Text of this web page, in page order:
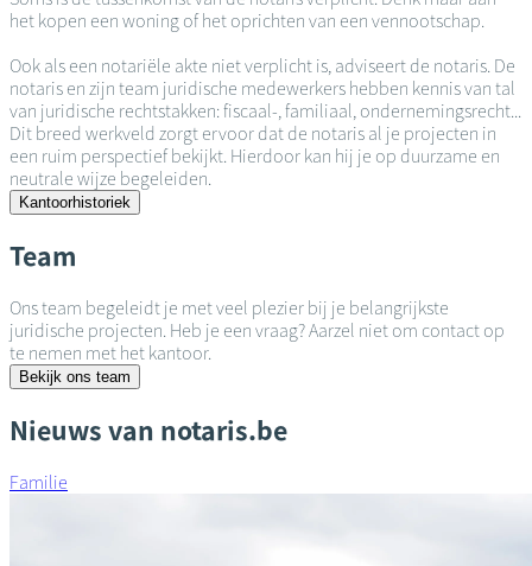
het kopen een woning of het oprichten van een vennootschap.
Ook als een notariële akte niet verplicht is, adviseert de notaris. De
notaris en zijn team juridische medewerkers hebben kennis van tal
van juridische rechtstakken: fiscaal-, familiaal, ondernemingsrecht...
Dit breed werkveld zorgt ervoor dat de notaris al je projecten in
een ruim perspectief bekijkt. Hierdoor kan hij je op duurzame en
neutrale wijze begeleiden.
Kantoorhistoriek
Team
Ons team begeleidt je met veel plezier bij je belangrijkste
juridische projecten. Heb je een vraag? Aarzel niet om contact op
te nemen met het kantoor.
Bekijk ons team
Nieuws van notaris.be
Familie